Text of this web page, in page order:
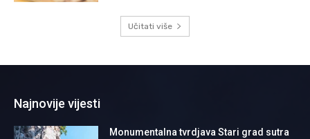
Učitati više
Najnovije vijesti
Monumentalna tvrdjava Stari grad sutra